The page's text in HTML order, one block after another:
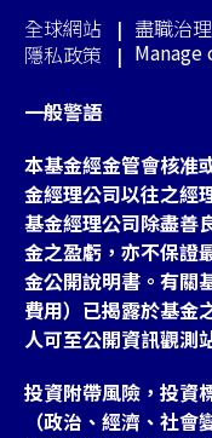
全球網站 盡職治
隱私政策
一般警語
本基金經金管會核准
金經理公司以往之經
基金經理公司除盡善
金之盈虧，亦不保證
金公開說明書。有關
費用）已揭露於基金
人可至公開資訊觀測
投資附帶風險，投資
（政治、經濟、社